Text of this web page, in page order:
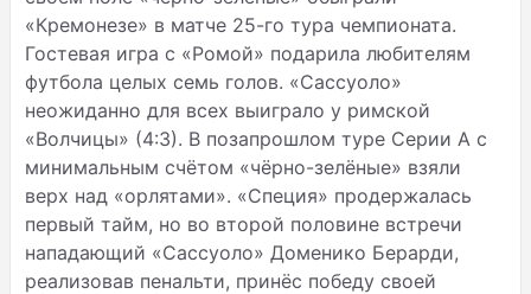
«Кремонезе» в матче 25-го тура чемпионата.
Гостевая игра с «Ромой» подарила любителям
футбола целых семь голов. «Сассуоло»
неожиданно для всех выиграло у римской
«Волчицы» (4:3). В позапрошлом туре Серии A с
минимальным счётом «чёрно-зелёные» взяли
верх над «орлятами». «Специя» продержалась
первый тайм, но во второй половине встречи
нападающий «Сассуоло» Доменико Берарди,
реализовав пенальти, принёс победу своей